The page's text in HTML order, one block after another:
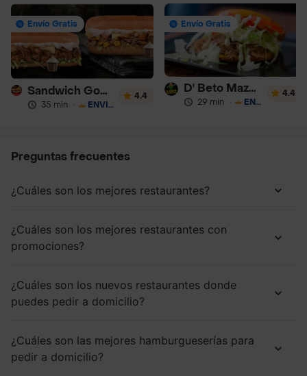
Envío Gratis
Sandwich Gourmet Salsa de Ajo
35 min · ENVÍO GRATIS
4.4
Envío Gratis
D' Beto Mazorcada
29 min · ENVÍO GRATIS
4.4
Preguntas frecuentes
¿Cuáles son los mejores restaurantes?
¿Cuáles son los mejores restaurantes con
promociones?
¿Cuáles son los nuevos restaurantes donde
puedes pedir a domicilio?
¿Cuáles son las mejores hamburgueserías para
pedir a domicilio?